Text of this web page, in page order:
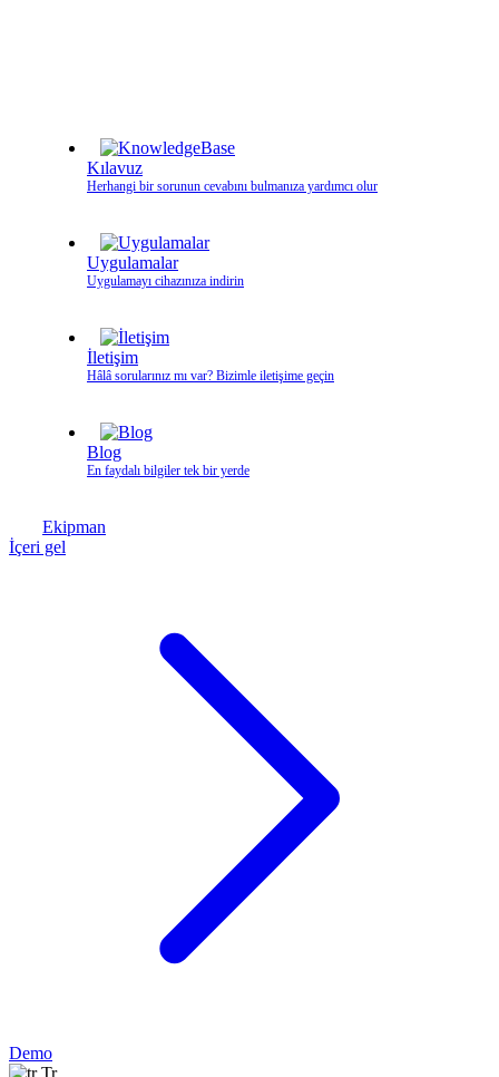
Kılavuz
Herhangi bir sorunun cevabını bulmanıza yardımcı olur
Uygulamalar
Uygulamayı cihazınıza indirin
İletişim
Hâlâ sorularınız mı var? Bizimle iletişime geçin
Blog
En faydalı bilgiler tek bir yerde
Ekipman
İçeri gel
Demo
Tr